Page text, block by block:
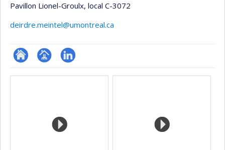
Pavillon Lionel-Groulx, local C-3072
deirdre.meintel@umontreal.ca
ResearchGate
Page LinkedIn
Médias